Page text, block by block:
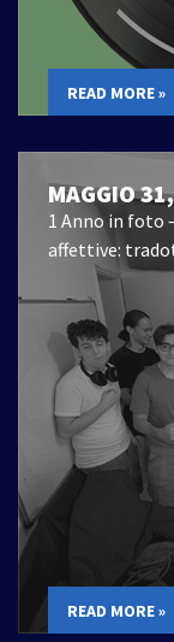
READ MORE »
MAGGIO
1 Anno in foto
affettive:
READ MORE »